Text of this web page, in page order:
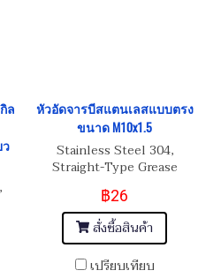
ล
ว
หัวอัดจารบีสแตนเลสแบบตรง
ขนาด M10x1.5
Stainless Steel 304,
Straight-Type Grease
Nipple M10x1.5
฿26
สั่งซื้อสินค้า
เปรียบเทียบ